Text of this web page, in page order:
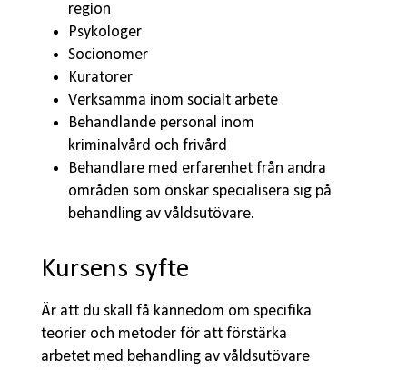
region
Psykologer
Socionomer
Kuratorer
Verksamma inom socialt arbete
Behandlande personal inom
kriminalvård och frivård
Behandlare med erfarenhet från andra
områden som önskar specialisera sig på
behandling av våldsutövare.
Kursens syfte
Är att du skall få kännedom om specifika
teorier och metoder för att förstärka
arbetet med behandling av våldsutövare